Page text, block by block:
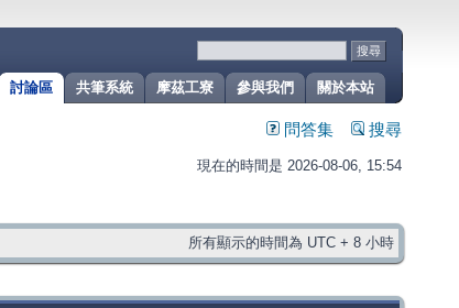
關於本站
參與我們
摩茲工寮
共筆系統
討論區
問答集 搜尋
現在的時間是 2026-08-06, 15:54
所有顯示的時間為 UTC + 8 小時